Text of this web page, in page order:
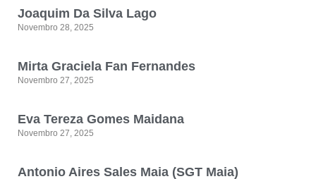
Joaquim Da Silva Lago
Novembro 28, 2025
Mirta Graciela Fan Fernandes
Novembro 27, 2025
Eva Tereza Gomes Maidana
Novembro 27, 2025
Antonio Aires Sales Maia (SGT Maia)